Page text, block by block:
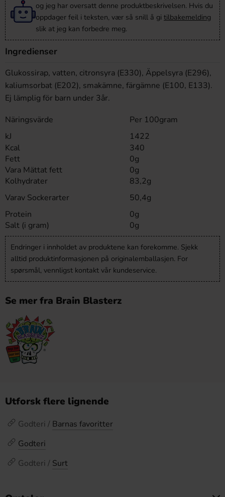
og jeg har oversatt denne produktbeskrivelsen. Hvis du
oppdager feil i teksten, vær så snill å gi tilbakemelding
slik at jeg kan forbedre meg.
Ingredienser
Glukossirap, vatten, citronsyra (E330), Äppelsyra (E296),
kaliumsorbat (E202), smakämne, färgämne (E100, E133).
Ej lämplig för barn under 3år.
Näringsvärde
Per 100gram
kJ
1422
Kcal
340
Fett
0g
Vara Mättat fett
0g
Kolhydrater
83,2g
Varav Sockerarter
50,4g
Protein
0g
Salt (i gram)
0g
Endringer i innholdet av produktene kan forekomme. Sjekk
alltid produktinformasjonen på originalemballasjen. For
spørsmål, vennligst kontakt vår kundeservice.
Se mer fra Brain Blasterz
Utforsk flere lignende
Godteri / Barnas favoritter
Godteri
Godteri / Surt